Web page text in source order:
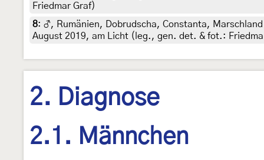
Friedmar Graf)
8: ♂, Rumänien, Dobrudscha, Constanta,
August 2019, am Licht (leg., gen. det. & fot.:
2. Diagnose
2.1. Männchen